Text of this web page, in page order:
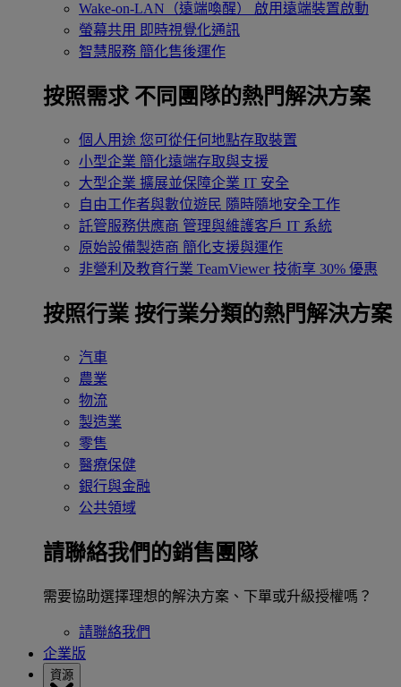
Wake-on-LAN（遠端喚醒）
啟用遠端裝置啟動
螢幕共用 即時視覺化通訊
智慧服務 簡化售後運作
按照需求 不同團隊的熱門解決方案
個人用途 您可從任何地點存取裝置
小型企業 簡化遠端存取與支援
大型企業 擴展並保障企業 IT 安全
自由工作者與數位遊民 隨時隨地安全工作
託管服務供應商 管理與維護客戶 IT 系統
原始設備製造商 簡化支援與運作
非營利及教育行業 TeamViewer 技術享 30% 優惠
按照行業 按行業分類的熱門解決方案
汽車
農業
物流
製造業
零售
醫療保健
銀行與金融
公共領域
請聯絡我們的銷售團隊
需要協助選擇理想的解決方案、下單或升級授權嗎？
請聯絡我們
企業版
資源